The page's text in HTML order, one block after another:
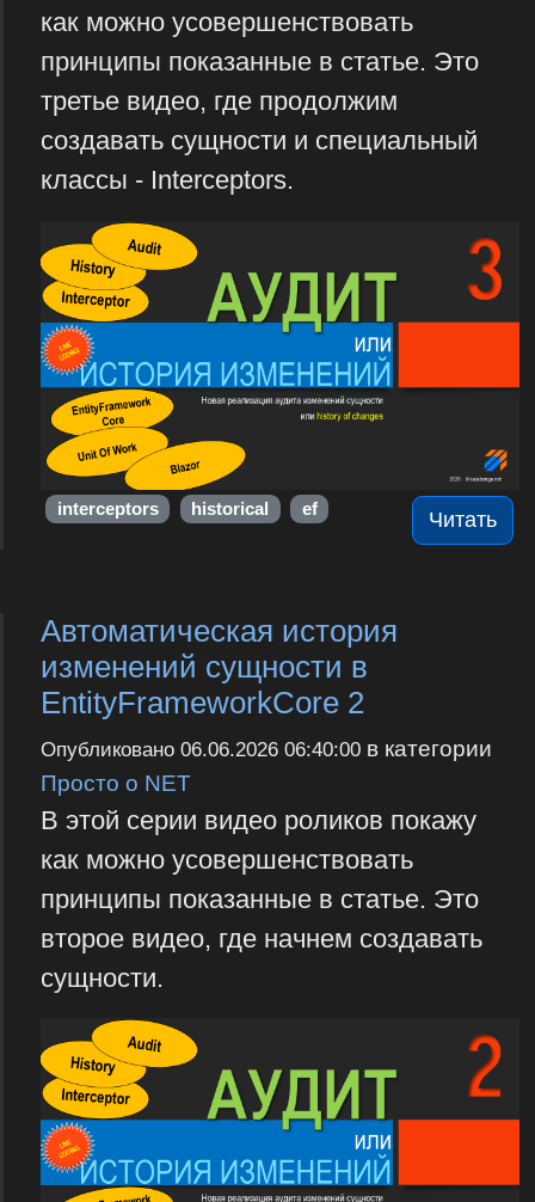
как можно усовершенствовать
принципы показанные в статье. Это
третье видео, где продолжим
создавать сущности и специальный
классы - Interceptors.
Читать
interceptors historical ef
Автоматическая история
изменений сущности в
EntityFrameworkCore 2
Опубликовано 06.06.2026 06:40:00в категории
Просто о NET
В этой серии видео роликов покажу
как можно усовершенствовать
принципы показанные в статье. Это
второе видео, где начнем создавать
сущности.